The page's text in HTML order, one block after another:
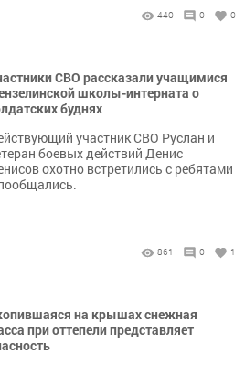
440 0 0
СВО рассказали учащимися
школы-интерната о
буднях
участник СВО Руслан и
боевых действий Денис
охотно встретились с ребятами
861 0 1
на крышах снежная
при оттепели представляет